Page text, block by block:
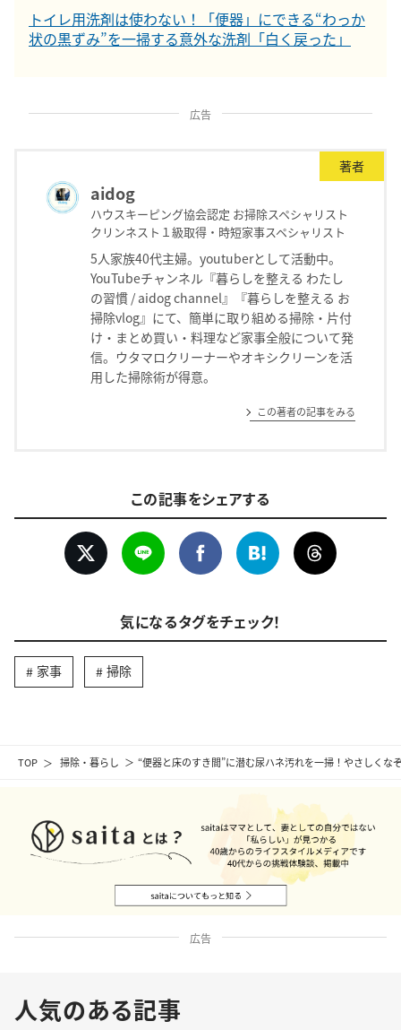
TOP 掃除・暮らし “便器と床のすき間”に潜む尿ハネ汚れを一掃！やさしくな
トイレ用洗剤は使わない！「便器」にできる“わっか
状の黒ずみ”を一掃する意外な洗剤「白く戻った」
広告
著者
aidog
ハウスキーピング協会認定 お掃除スペシャリスト
クリンネスト１級取得・時短家事スペシャリスト
5人家族40代主婦。youtuberとして活動中。
YouTubeチャンネル『暮らしを整える わたし
の習慣 / aidog channel』『暮らしを整える お
掃除vlog』にて、簡単に取り組める掃除・片付
け・まとめ買い・料理など家事全般について発
信。ウタマロクリーナーやオキシクリーンを活
用した掃除術が得意。
この著者の記事をみる
この記事をシェアする
気になるタグをチェック！
家事 掃除
広告
人気のある記事